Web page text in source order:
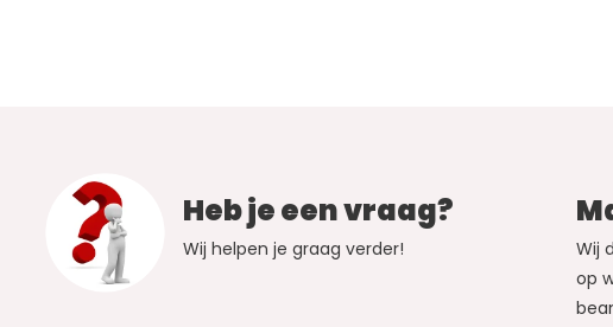
Heb je een vraag?
Wij helpen je graag verder!
Wij
op